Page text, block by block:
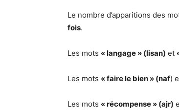
Le nombre d’apparitions des
fois.
Les mots « langage » (lisan) et
Les mots « faire le bien » (naf)
Les mots « récompense » (ajr)